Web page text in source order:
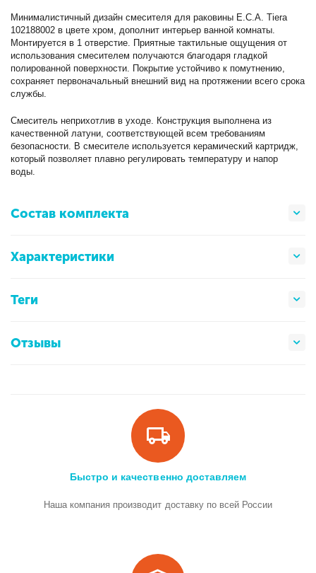
Минималистичный дизайн смесителя для раковины E.C.A. Tiera
102188002 в цвете хром, дополнит интерьер ванной комнаты.
Монтируется в 1 отверстие. Приятные тактильные ощущения от
использования смесителем получаются благодаря гладкой
полированной поверхности. Покрытие устойчиво к помутнению,
сохраняет первоначальный внешний вид на протяжении всего срока
службы.
Смеситель неприхотлив в уходе. Конструкция выполнена из
качественной латуни, соответствующей всем требованиям
безопасности. В смесителе используется керамический картридж,
который позволяет плавно регулировать температуру и напор
воды.
Состав комплекта
Характеристики
Теги
Отзывы
Быстро и качественно доставляем
Наша компания производит доставку по всей России